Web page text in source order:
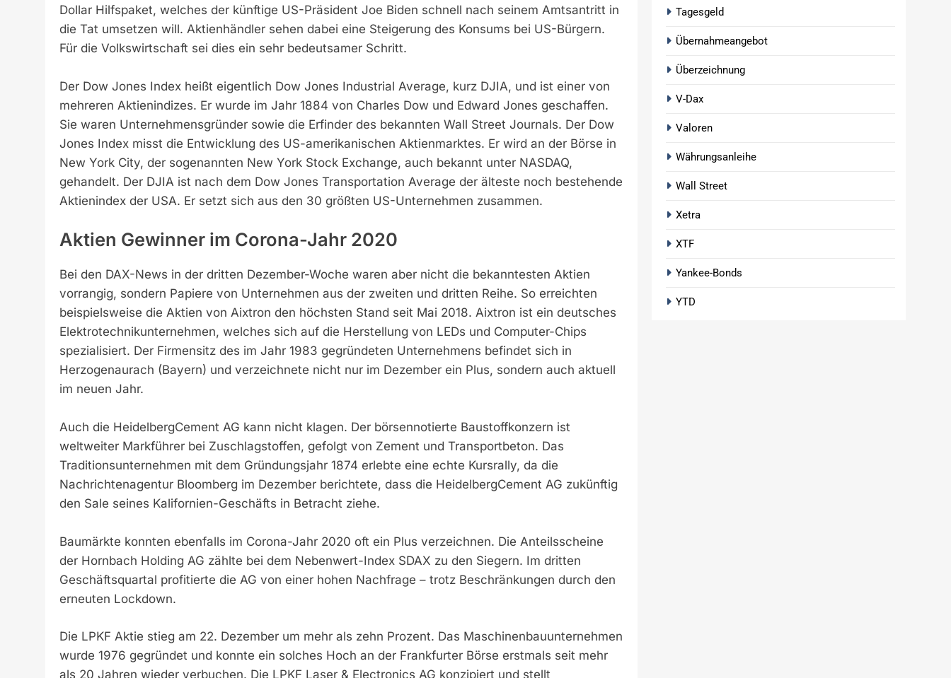
Dollar Hilfspaket, welches der künftige US-Präsident Joe Biden schnell nach seinem Amtsantritt in
die Tat umsetzen will. Aktienhändler sehen dabei eine Steigerung des Konsums bei US-Bürgern.
Für die Volkswirtschaft sei dies ein sehr bedeutsamer Schritt.
Der Dow Jones Index heißt eigentlich Dow Jones Industrial Average, kurz DJIA, und ist einer von
mehreren Aktienindizes. Er wurde im Jahr 1884 von Charles Dow und Edward Jones geschaffen.
Sie waren Unternehmensgründer sowie die Erfinder des bekannten Wall Street Journals. Der Dow
Jones Index misst die Entwicklung des US-amerikanischen Aktienmarktes. Er wird an der Börse in
New York City, der sogenannten New York Stock Exchange, auch bekannt unter NASDAQ,
gehandelt. Der DJIA ist nach dem Dow Jones Transportation Average der älteste noch bestehende
Aktienindex der USA. Er setzt sich aus den 30 größten US-Unternehmen zusammen.
Aktien Gewinner im Corona-Jahr 2020
Bei den DAX-News in der dritten Dezember-Woche waren aber nicht die bekanntesten Aktien
vorrangig, sondern Papiere von Unternehmen aus der zweiten und dritten Reihe. So erreichten
beispielsweise die Aktien von Aixtron den höchsten Stand seit Mai 2018. Aixtron ist ein deutsches
Elektrotechnikunternehmen, welches sich auf die Herstellung von LEDs und Computer-Chips
spezialisiert. Der Firmensitz des im Jahr 1983 gegründeten Unternehmens befindet sich in
Herzogenaurach (Bayern) und verzeichnete nicht nur im Dezember ein Plus, sondern auch aktuell
im neuen Jahr.
Auch die HeidelbergCement AG kann nicht klagen. Der börsennotierte Baustoffkonzern ist
weltweiter Markführer bei Zuschlagstoffen, gefolgt von Zement und Transportbeton. Das
Traditionsunternehmen mit dem Gründungsjahr 1874 erlebte eine echte Kursrally, da die
Nachrichtenagentur Bloomberg im Dezember berichtete, dass die HeidelbergCement AG zukünftig
den Sale seines Kalifornien-Geschäfts in Betracht ziehe.
Baumärkte konnten ebenfalls im Corona-Jahr 2020 oft ein Plus verzeichnen. Die Anteilsscheine
der Hornbach Holding AG zählte bei dem Nebenwert-Index SDAX zu den Siegern. Im dritten
Geschäftsquartal profitierte die AG von einer hohen Nachfrage – trotz Beschränkungen durch den
erneuten Lockdown.
Die LPKF Aktie stieg am 22. Dezember um mehr als zehn Prozent. Das Maschinenbauunternehmen
wurde 1976 gegründet und konnte ein solches Hoch an der Frankfurter Börse erstmals seit mehr
als 20 Jahren wieder verbuchen. Die LPKF Laser & Electronics AG konzipiert und stellt
Tagesgeld
Übernahmeangebot
Überzeichnung
V-Dax
Valoren
Währungsanleihe
Wall Street
Xetra
XTF
Yankee-Bonds
YTD